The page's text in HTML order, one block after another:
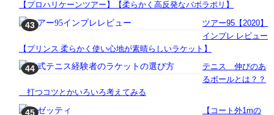
【プロハリケーンツアー】【柔らかく高反発なバボラポリ】
ツアー95【2020】
インプレ レビュー
【プリンス 柔らかく使い心地が素晴らしいラケット】
テニス 伸びのあ
るボールとは？？
打つコツとかいろいろ考えてみる
【コート外1mの